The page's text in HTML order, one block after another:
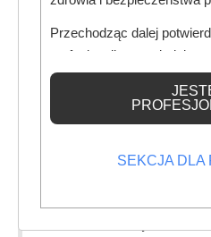
pomocą
ZGODY
zgoda na przetwarzanie
Przechodząc dalej
profesjonalistą
wiedzę medyczną.
SEKCJA DLA